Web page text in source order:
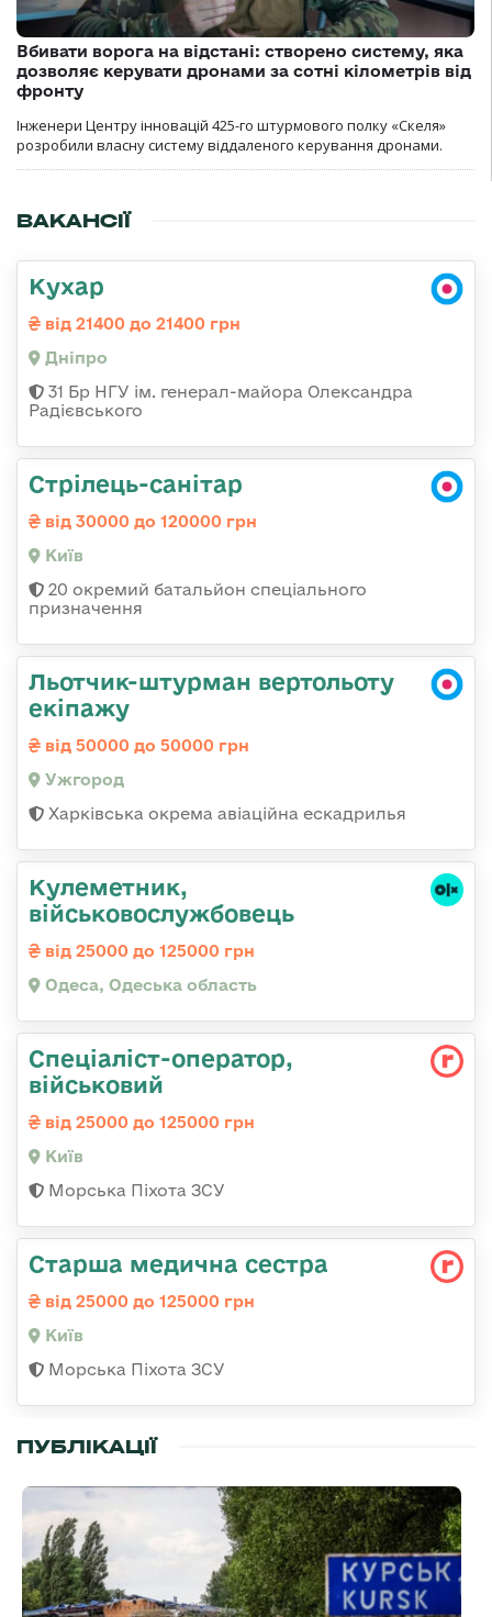
Вбивати ворога на відстані: створено систему, яка
дозволяє керувати дронами за сотні кілометрів від
фронту
Інженери Центру інновацій 425-го штурмового полку «Скеля»
розробили власну систему віддаленого керування дронами.
ВАКАНСІЇ
Кухар
від 21400 до 21400 грн
Дніпро
31 Бр НГУ ім. генерал-майора Олександра
Радієвського
Стрілець-санітар
від 30000 до 120000 грн
Київ
20 окремий батальйон спеціального
призначення
Льотчик-штурман вертольоту
екіпажу
від 50000 до 50000 грн
Ужгород
Харківська окрема авіаційна ескадрилья
Кулеметник,
військовослужбовець
від 25000 до 125000 грн
Одеса, Одеська область
Спеціаліст-оператор,
військовий
від 25000 до 125000 грн
Київ
Морська Піхота ЗСУ
Старша медична сестра
від 25000 до 125000 грн
Київ
Морська Піхота ЗСУ
ПУБЛІКАЦІЇ